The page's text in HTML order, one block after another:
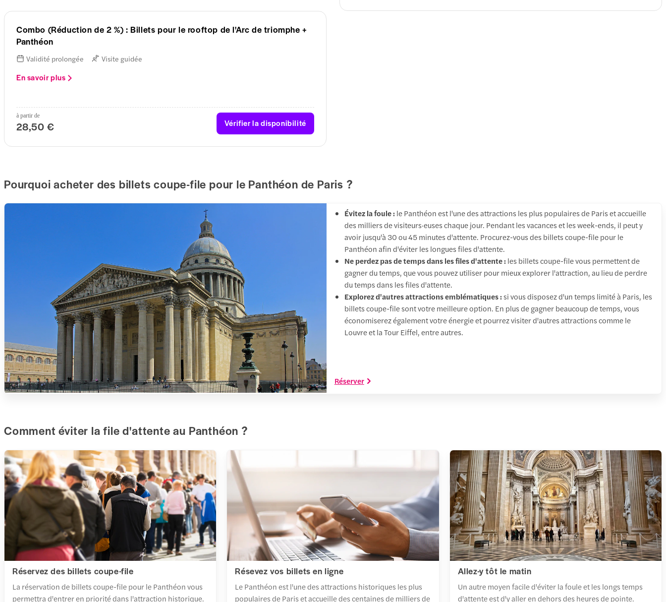
Combo (Réduction de 2 %) : Billets pour le rooftop de l'Arc de triomphe +
Panthéon
Validité prolongée Visite guidée
En savoir plus
à partir de
28,50 € Vérifier la disponibilité
Pourquoi acheter des billets coupe-file pour le Panthéon de Paris ?
Évitez la foule : le Panthéon est l'une des attractions les plus populaires de Paris et accueille
des milliers de visiteurs·euses chaque jour. Pendant les vacances et les week-ends, il peut y
avoir jusqu'à 30 ou 45 minutes d'attente. Procurez-vous des billets coupe-file pour le
Panthéon afin d'éviter les longues files d'attente.
Ne perdez pas de temps dans les files d'attente : les billets coupe-file vous permettent de
gagner du temps, que vous pouvez utiliser pour mieux explorer l'attraction, au lieu de perdre
du temps dans les files d'attente.
Explorez d'autres attractions emblématiques :si vous disposez d'un temps limité à Paris, les
billets coupe-file sont votre meilleure option. En plus de gagner beaucoup de temps, vous
économiserez également votre énergie et pourrez visiter d'autres attractions comme le
Louvre et la Tour Eiffel, entre autres.
Réserver
Comment éviter la file d'attente au Panthéon ?
Réservez des billets coupe-file
La réservation de billets coupe-file pour le Panthéon vous
permettra d'entrer en priorité dans l'attraction historique.
Résevez vos billets en ligne
Le Panthéon est l'une des attractions historiques les plus
populaires de Paris et accueille des centaines de milliers de
Allez-y tôt le matin
Un autre moyen facile d'éviter la foule et les longs temps
d'attente est d'y aller en dehors des heures de pointe.